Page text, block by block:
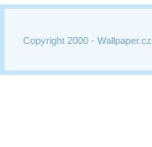
Copyright 2000 -